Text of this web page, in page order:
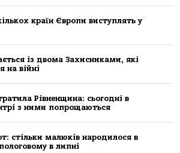
країн Європи виступлять у
із двома Захисниками, які
на війні
Рівненщина: сьогодні в
з ними попрощаються
стільки малюків народилося в
в липні